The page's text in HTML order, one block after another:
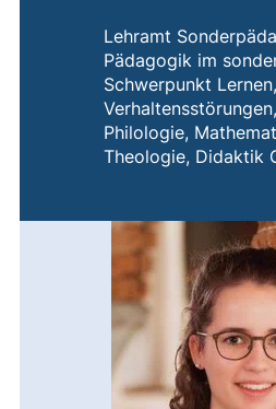
Lehramt
Pädagogik im
Schwerpunkt
Philologie,
Theologie, Didaktik